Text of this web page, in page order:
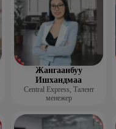
Жангаанбуу
Ишхандмаа
Central Express, Талент
менежер